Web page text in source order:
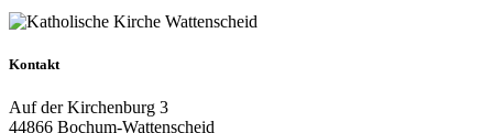
Kontakt
Auf der Kirchenburg 3
44866 Bochum-Wattenscheid